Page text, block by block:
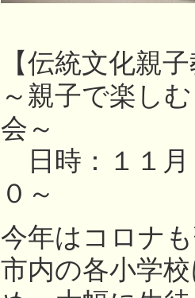
【伝統文化親
～親子で楽し
会～
日時：１１
０～
今年はコロナ
市内の各小学